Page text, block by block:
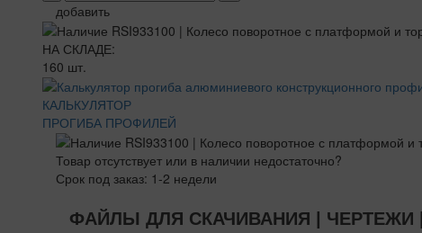
добавить
НА СКЛАДЕ:
160 шт.
КАЛЬКУЛЯТОР
ПРОГИБА ПРОФИЛЕЙ
Товар отсутствует или в наличии недостаточно?
Срок под заказ: 1-2 недели
ФАЙЛЫ ДЛЯ СКАЧИВАНИЯ | ЧЕРТЕЖИ